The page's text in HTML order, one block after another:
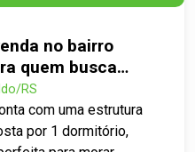
no bairro
quem busca
em
casas
RS
com uma estrutura
por 1 dormitório,